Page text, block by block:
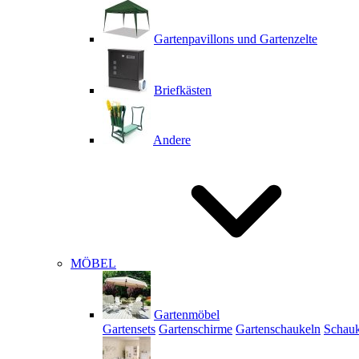
Gartenpavillons und Gartenzelte
Briefkästen
Andere
MÖBEL
Gartenmöbel
Gartensets Gartenschirme Gartenschaukeln